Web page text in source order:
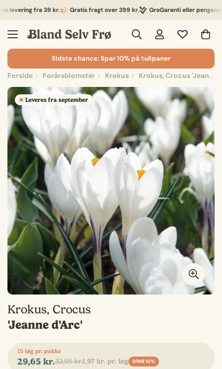
fra 39 kr. Gratis fragt over 399 kr. GroGaranti eller pengene
Sidste chance: Spar 10% på tulipaner
Forside Forårsblomster Krokus Krokus, Crocus 'Jeanne d'Arc'
Leveres fra september
Krokus, Crocus
'Jeanne d'Arc'
15 løg pr. pakke
Udsalgspris
29,65 kr.
Normal
32,95 kr.1,97 kr. pr. løg SPAR10%